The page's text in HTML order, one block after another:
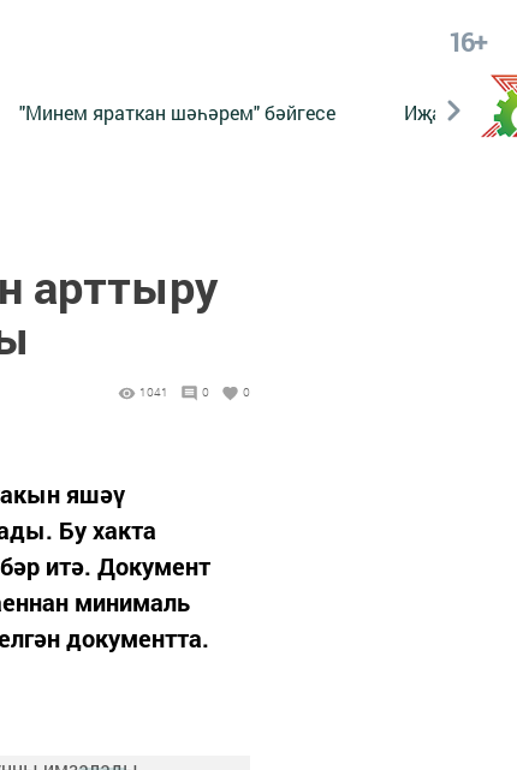
16+
"Минем яраткан шәһәрем" бәйгесе Иҗат
арттыру
1041 0 0
яшәү
Бу хакта
итә. Документ
минималь
документта.